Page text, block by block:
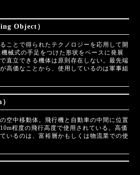
Object）
ことで得られたテクノロジーを応用して開
械式の手足をつけた形状をベースに発展
直立できる機体は原則存在しない。最先端
高価なことから、使用しているのは軍事組
空中移動体。飛行機と自動車の中間に位置
程度の飛行高度で使用されている。高価
いるのは、富裕層かもしくは物流業での使